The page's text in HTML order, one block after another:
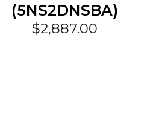
(5NS2DNSBA)
$2,887.00